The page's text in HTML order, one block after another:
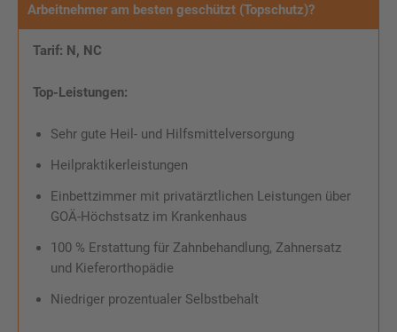
Arbeitnehmer am besten geschützt (Topschutz)?
Tarif: N, NC
Top-Leistungen:
Sehr gute Heil- und Hilfsmittelversorgung
Heilpraktikerleistungen
Einbettzimmer mit privatärztlichen Leistungen über
GOÄ-Höchstsatz im Krankenhaus
100 % Erstattung für Zahnbehandlung, Zahnersatz
und Kieferorthopädie
Niedriger prozentualer Selbstbehalt